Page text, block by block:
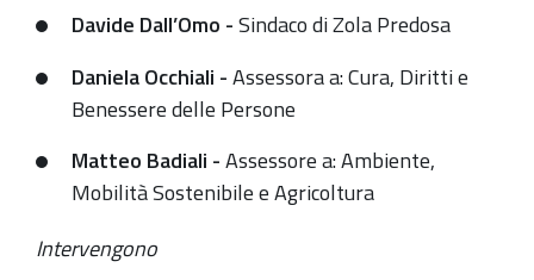
28T18:00:00+02:00
Davide Dall’Omo -Sindaco di Zola Predosa
Daniela Occhiali -Assessora a: Cura, Diritti e
Benessere delle Persone
Matteo Badiali -Assessore a: Ambiente,
Mobilità Sostenibile e Agricoltura
Intervengono